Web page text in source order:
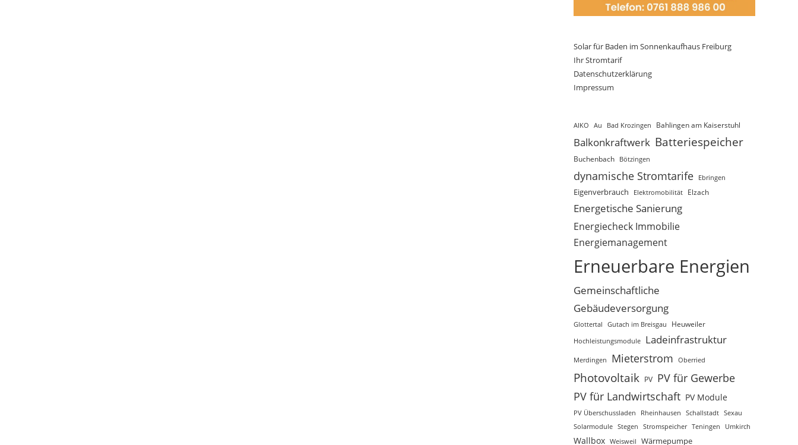
Solar für Baden im Sonnenkaufhaus Freiburg
Ihr Stromtarif
Datenschutzerklärung
Impressum
AIKO Au Bad Krozingen Bahlingen am Kaiserstuhl
Balkonkraftwerk Batteriespeicher
Buchenbach Bötzingen
dynamische Stromtarife Ebringen
Eigenverbrauch Elektromobilität Elzach
Energetische Sanierung
Energiecheck Immobilie
Energiemanagement
Erneuerbare Energien
Gemeinschaftliche
Gebäudeversorgung
Glottertal Gutach im Breisgau
Heuweiler
Hochleistungsmodule Ladeinfrastruktur
Merdingen Mieterstrom Oberried
Photovoltaik PV PV für Gewerbe
PV für Landwirtschaft PV Module
PV Überschussladen Rheinhausen Schallstadt Sexau
Solarmodule Stegen Stromspeicher Teningen Umkirch
Wallbox Weisweil Wärmepumpe